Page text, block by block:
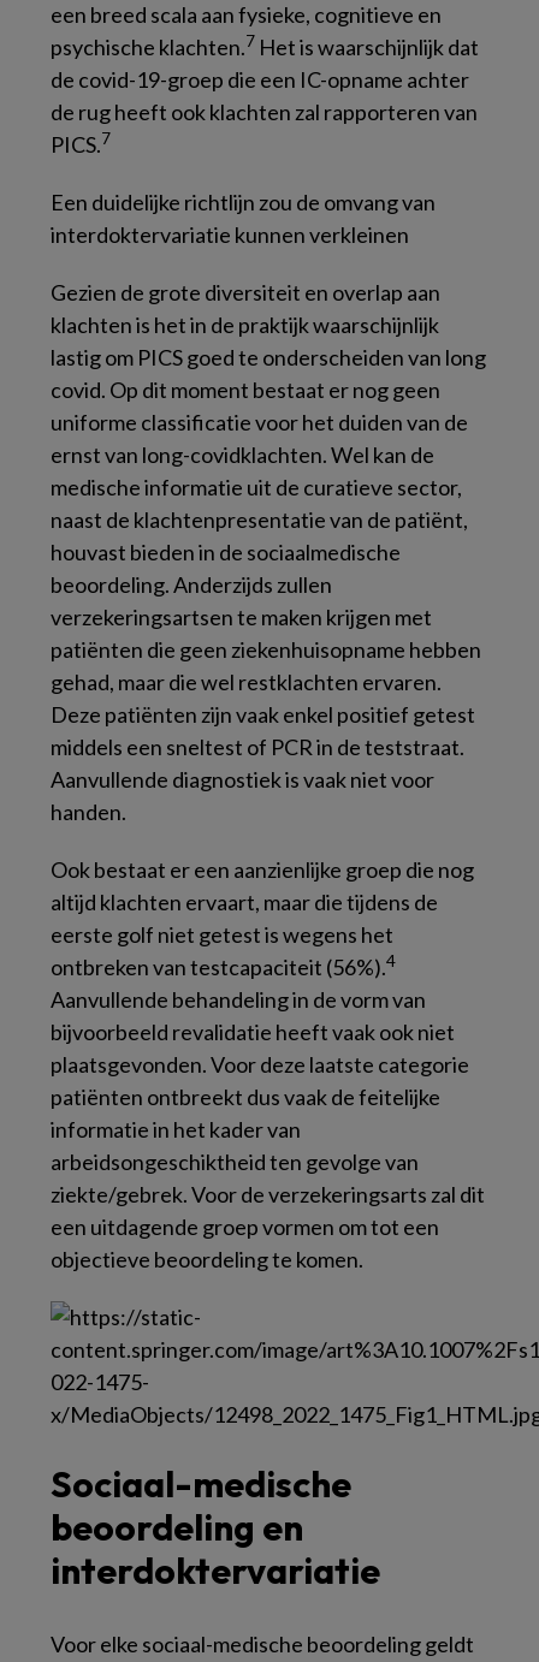
een breed scala aan fysieke, cognitieve en
psychische klachten.7 Het is waarschijnlijk dat
de covid-19-groep die een IC-opname achter
de rug heeft ook klachten zal rapporteren van
PICS.7
Een duidelijke richtlijn zou de omvang van
interdoktervariatie kunnen verkleinen
Gezien de grote diversiteit en overlap aan
klachten is het in de praktijk waarschijnlijk
lastig om PICS goed te onderscheiden van long
covid. Op dit moment bestaat er nog geen
uniforme classificatie voor het duiden van de
ernst van long-covidklachten. Wel kan de
medische informatie uit de curatieve sector,
naast de klachtenpresentatie van de patiënt,
houvast bieden in de sociaalmedische
beoordeling. Anderzijds zullen
verzekeringsartsen te maken krijgen met
patiënten die geen ziekenhuisopname hebben
gehad, maar die wel restklachten ervaren.
Deze patiënten zijn vaak enkel positief getest
middels een sneltest of PCR in de teststraat.
Aanvullende diagnostiek is vaak niet voor
handen.
Ook bestaat er een aanzienlijke groep die nog
altijd klachten ervaart, maar die tijdens de
eerste golf niet getest is wegens het
ontbreken van testcapaciteit (56%).4
Aanvullende behandeling in de vorm van
bijvoorbeeld revalidatie heeft vaak ook niet
plaatsgevonden. Voor deze laatste categorie
patiënten ontbreekt dus vaak de feitelijke
informatie in het kader van
arbeidsongeschiktheid ten gevolge van
ziekte/gebrek. Voor de verzekeringsarts zal dit
een uitdagende groep vormen om tot een
objectieve beoordeling te komen.
Sociaal-medische
beoordeling en
interdoktervariatie
Voor elke sociaal-medische beoordeling geldt